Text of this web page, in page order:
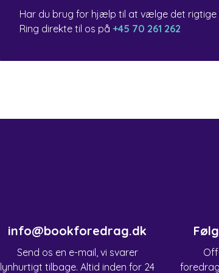
Har du brug for hjælp til at vælge det rigtige
Ring direkte til os på +45 70 261 262
info@bookforedrag.dk
Send os en e-mail, vi svarer
lynhurtigt tilbage. Altid inden for 24